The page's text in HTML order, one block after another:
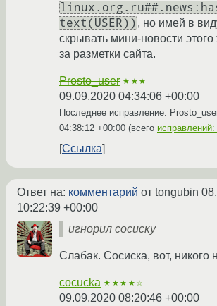
text(USER)) , но имей в
скрывать мини-новости
за разметки сайта.
Prosto_user ★★★
09.09.2020 04:34:06 +00:00
Последнее исправление:
04:38:12 +00:00 (всего исправлений:
Ссылка
Ответ на: комментарий от tongubin
10:22:39 +00:00
игнорил сосиску
Слабак. Сосиска, вот, никого
cocucka ★★★★☆
09.09.2020 08:20:46 +00:00